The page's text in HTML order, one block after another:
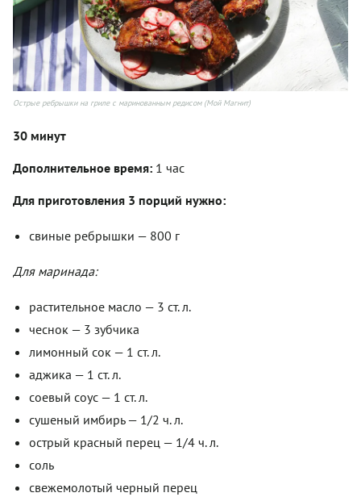
Острые ребрышки на гриле с маринованным редисом (Мой Магнит)
30 минут
Дополнительное время: 1 час
Для приготовления 3 порций нужно:
свиные ребрышки — 800 г
Для маринада:
растительное масло — 3 ст. л.
чеснок — 3 зубчика
лимонный сок — 1 ст. л.
аджика — 1 ст. л.
соевый соус — 1 ст. л.
сушеный имбирь — 1/2 ч. л.
острый красный перец — 1/4 ч. л.
соль
свежемолотый черный перец